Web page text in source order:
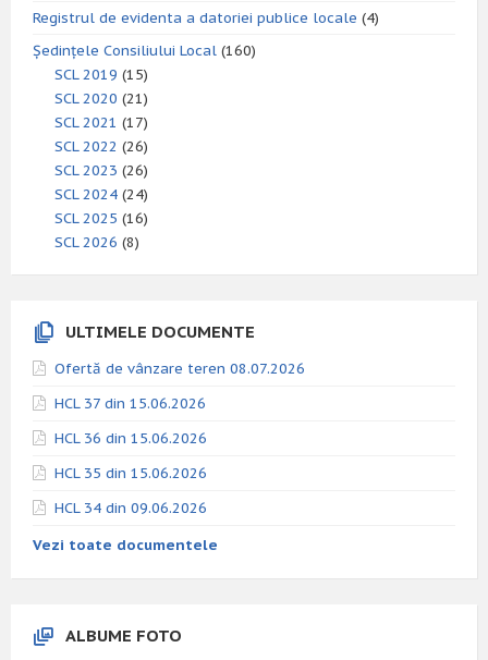
Registrul de evidenta a datoriei publice locale (4)
Ședințele Consiliului Local (160)
SCL 2019 (15)
SCL 2020 (21)
SCL 2021 (17)
SCL 2022 (26)
SCL 2023 (26)
SCL 2024 (24)
SCL 2025 (16)
SCL 2026 (8)
ULTIMELE DOCUMENTE
Ofertă de vânzare teren 08.07.2026
HCL 37 din 15.06.2026
HCL 36 din 15.06.2026
HCL 35 din 15.06.2026
HCL 34 din 09.06.2026
Vezi toate documentele
ALBUME FOTO